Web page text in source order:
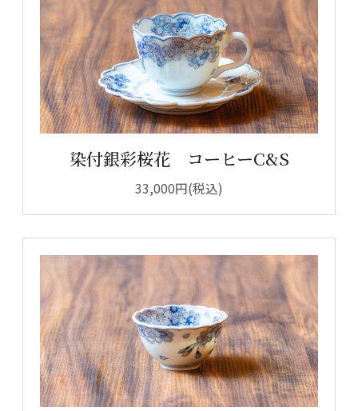
染付銀彩桜花 コーヒーC&S
33,000円(税込)